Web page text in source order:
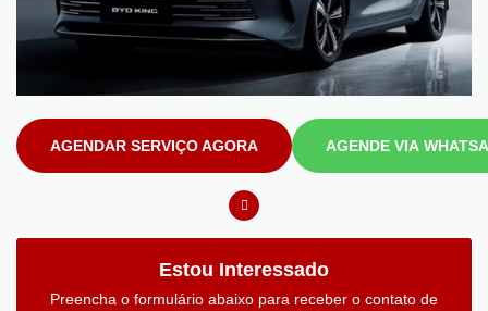
AGENDAR SERVIÇO AGORA AGENDE VIA
Estou Interessado
Preencha o formulário abaixo para receber o contato de